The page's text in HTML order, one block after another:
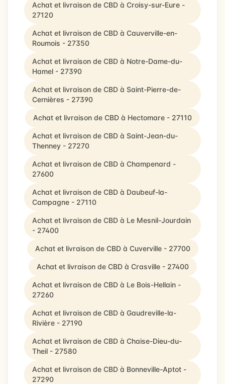
Achat et livraison de CBD à Croisy-sur-Eure -
27120
Achat et livraison de CBD à Cauverville-en-
Roumois - 27350
Achat et livraison de CBD à Notre-Dame-du-
Hamel - 27390
Achat et livraison de CBD à Saint-Pierre-de-
Cernières - 27390
Achat et livraison de CBD à Hectomare - 27110
Achat et livraison de CBD à Saint-Jean-du-
Thenney - 27270
Achat et livraison de CBD à Champenard -
27600
Achat et livraison de CBD à Daubeuf-la-
Campagne - 27110
Achat et livraison de CBD à Le Mesnil-Jourdain
- 27400
Achat et livraison de CBD à Cuverville - 27700
Achat et livraison de CBD à Crasville - 27400
Achat et livraison de CBD à Le Bois-Hellain -
27260
Achat et livraison de CBD à Gaudreville-la-
Rivière - 27190
Achat et livraison de CBD à Chaise-Dieu-du-
Theil - 27580
Achat et livraison de CBD à Bonneville-Aptot -
27290